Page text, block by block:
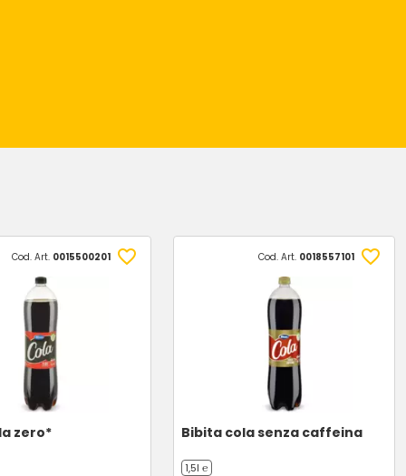
Cod. Art. 0015500201
zero*
Cod. Art. 0018557101
Bibita cola senza caffeina
1,5l ℮